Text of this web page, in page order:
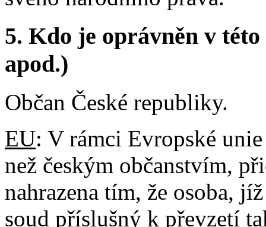
5. Kdo je oprávněn v
apod.)
Občan České republiky.
EU: V rámci Evropské
než českým občanstvím,
nahrazena tím, že osoba,
soud příslušný k převzetí